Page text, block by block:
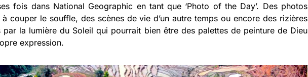
fois dans National Geographic en tant que ‘Photo of the Day’. Des photos
à couper le souffle, des scènes de vie d’un autre temps ou encore des rizières
par la lumière du Soleil qui pourrait bien être des palettes de peinture de Dieu
expression.